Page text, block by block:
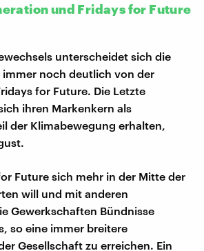
und Fridays for Future
unterscheidet sich die
immer noch deutlich von der
for Future. Die Letzte
ihren Markenkern als
der Klimabewegung erhalten,
Future sich mehr in der Mitte der
will und mit anderen
Gewerkschaften Bündnisse
so eine immer breitere
Gesellschaft zu erreichen. Ein